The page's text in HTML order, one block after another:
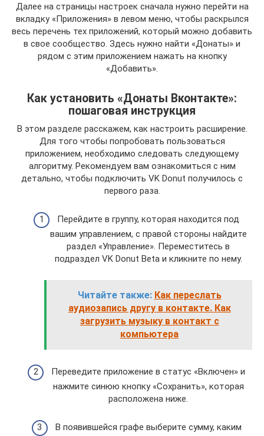
Далее на страницы настроек сначала нужно перейти на
вкладку «Приложения» в левом меню, чтобы раскрылся
весь перечень тех приложений, который можно добавить
в свое сообщество. Здесь нужно найти «Донаты» и
рядом с этим приложением нажать на кнопку
«Добавить».
Как установить «Донаты Вконтакте»:
пошаговая инструкция
В этом разделе расскажем, как настроить расширение.
Для того чтобы попробовать пользоваться
приложением, необходимо следовать следующему
алгоритму. Рекомендуем вам ознакомиться с ним
детально, чтобы подключить VK Donut получилось с
первого раза.
Перейдите в группу, которая находится под
вашим управлением, с правой стороны найдите
раздел «Управление». Переместитесь в
подраздел VK Donut Beta и кликните по нему.
Читайте также: Как переслать
аудиозапись другу в контакте. Как
загрузить музыку в контакт с
компьютера
Переведите приложение в статус «Включен» и
нажмите синюю кнопку «Сохранить», которая
расположена ниже.
В появившейся графе выберите сумму, каким